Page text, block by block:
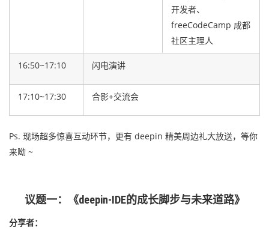
开发者、
freeCodeCamp 成都
社区主理人
16:50~17:10 闪电演讲
17:10~17:30 合影+交流会
Ps. 现场超多惊喜互动环节，更有 deepin 精美周边礼大放送，等你
来呦 ~
议题一：《deepin-IDE的成长脚步与未来道路》
分享者：